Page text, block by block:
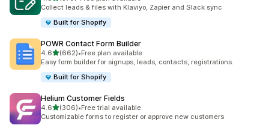
ทั้งหมด 379 รีวิว
Collect leads & files with Klaviyo, Zapier and Slack sync
Built for Shopify
POWR Contact Form Builder
4.6เต็ม 5 ดาว
(662)
ทั้งหมด 662 รีวิว
•Free plan available
Easy form builder for signups, leads, contacts, registrations.
Built for Shopify
Helium Customer Fields
4.6เต็ม 5 ดาว
(306)
ทั้งหมด 306 รีวิว
•Free trial available
Customizable forms to register or approve new customers